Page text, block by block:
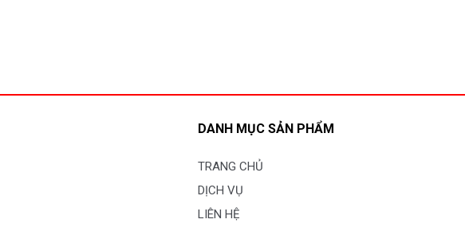
DANH MỤC SẢN PHẨM
TRANG CHỦ
DỊCH VỤ
LIÊN HỆ